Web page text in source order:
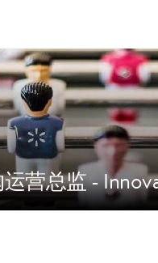
营总监 -